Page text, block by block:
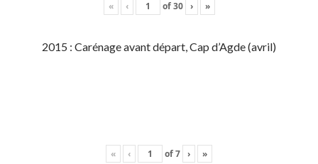
« ‹ of30 › »
2015 : Carénage avant départ, Cap d’Agde (avril)
« ‹ of7 › »